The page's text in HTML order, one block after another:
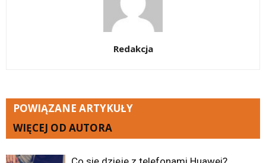
Redakcja
POWIĄZANE ARTYKUŁY
WIĘCEJ OD AUTORA